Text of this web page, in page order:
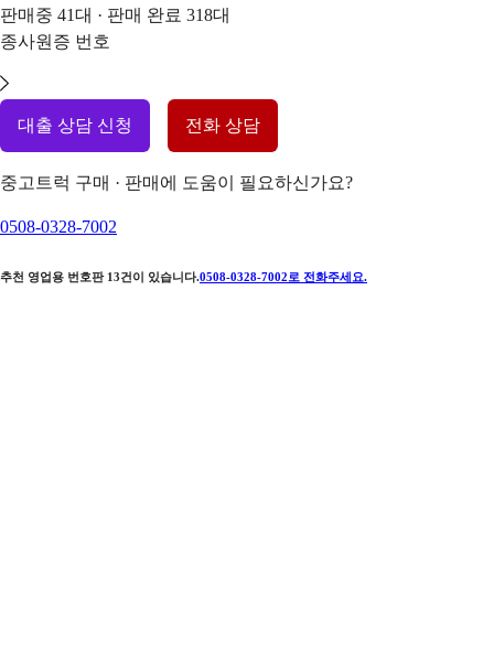
판매중 41대 · 판매 완료 318대
종사원증 번호
대출 상담 신청 전화 상담
중고트럭 구매 · 판매에 도움이 필요하신가요?
0508-0328-7002
추천 영업용 번호판 13건이 있습니다.0508-0328-7002 로 전화주세요.